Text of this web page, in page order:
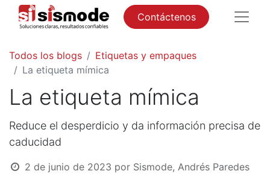
Contáctenos
Todos los blogs
Etiquetas y empaques
La etiqueta mímica
La etiqueta mímica
Reduce el desperdicio y da información precisa de
caducidad
2 de junio de 2023 por Sismode, Andrés Paredes